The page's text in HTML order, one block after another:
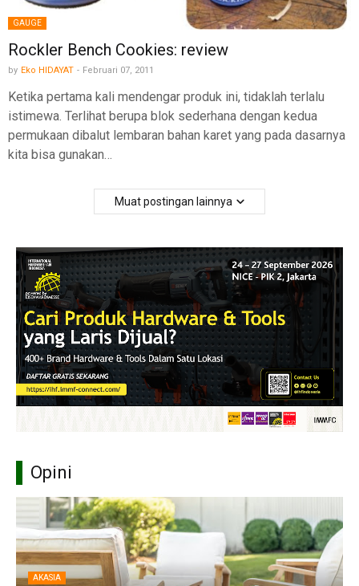
GAUGE
Rockler Bench Cookies: review
by Eko HIDAYAT - Februari 07, 2011
Ketika pertama kali mendengar produk ini, tidaklah terlalu
istimewa. Terlihat berupa blok sederhana dengan kedua
permukaan dibalut lembaran bahan karet yang pada dasarnya
kita bisa gunakan…
Muat postingan lainnya
Opini
AKASIA